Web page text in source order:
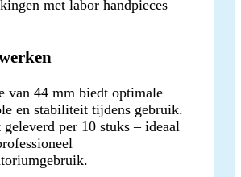
met labor handpieces
van 44 mm biedt optimale
en stabiliteit tijdens gebruik.
geleverd per 10 stuks – ideaal